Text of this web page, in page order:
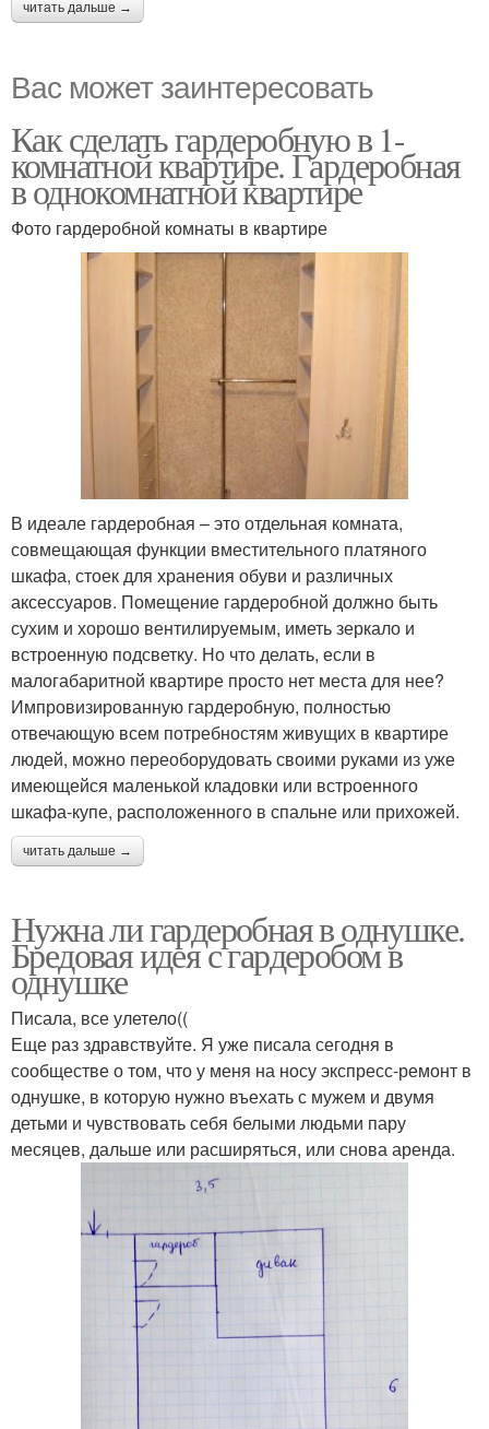
читать дальше →
Вас может заинтересовать
Как сделать гардеробную в 1-
комнатной квартире. Гардеробная
в однокомнатной квартире
Фото гардеробной комнаты в квартире
В идеале гардеробная – это отдельная комната,
совмещающая функции вместительного платяного
шкафа, стоек для хранения обуви и различных
аксессуаров. Помещение гардеробной должно быть
сухим и хорошо вентилируемым, иметь зеркало и
встроенную подсветку. Но что делать, если в
малогабаритной квартире просто нет места для нее?
Импровизированную гардеробную, полностью
отвечающую всем потребностям живущих в квартире
людей, можно переоборудовать своими руками из уже
имеющейся маленькой кладовки или встроенного
шкафа-купе, расположенного в спальне или прихожей.
читать дальше →
Нужна ли гардеробная в однушке.
Бредовая идея с гардеробом в
однушке
Писала, все улетело((
Еще раз здравствуйте. Я уже писала сегодня в
сообществе о том, что у меня на носу экспресс-ремонт в
однушке, в которую нужно въехать с мужем и двумя
детьми и чувствовать себя белыми людьми пару
месяцев, дальше или расширяться, или снова аренда.